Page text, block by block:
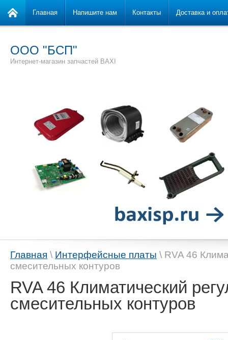
ООО "БСП"
Интернет-магазин запчастей BAXI
Главная Напишите нам Контакты Доставка и
Главная \ Интерфейсные платы \ RVA 46
смесительных контуров
RVA 46 Климатический
смесительных контуров